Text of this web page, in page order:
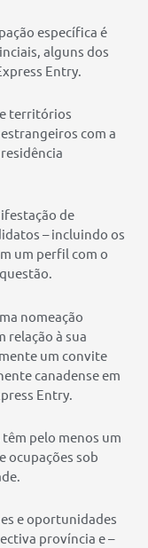
específica é
alguns dos
Entry.
territórios
com a
de
– incluindo os
um perfil com o
nomeação
relação à sua
um convite
canadense em
Entry.
pelo menos um
ocupações sob
e oportunidades
província e –